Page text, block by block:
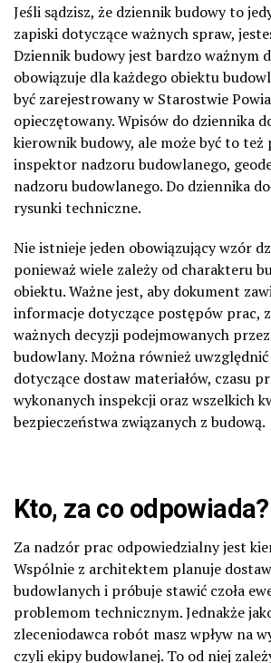
Jeśli sądzisz, że dziennik budowy to
zapiski dotyczące ważnych spraw,
Dziennik budowy jest bardzo ważnym
obowiązuje dla każdego obiektu
być zarejestrowany w Starostwie
opieczętowany. Wpisów do dziennika
kierownik budowy, ale może być to
inspektor nadzoru budowlanego,
nadzoru budowlanego. Do dziennika
rysunki techniczne.
Nie istnieje jeden obowiązujący wzór
ponieważ wiele zależy od charakteru
obiektu. Ważne jest, aby dokument
informacje dotyczące postępów prac,
ważnych decyzji podejmowanych przez
budowlany. Można również
dotyczące dostaw materiałów, czasu
wykonanych inspekcji oraz wszelkich
bezpieczeństwa związanych z budową.
Kto, za co odpowiada?
Za nadzór prac odpowiedzialny jest
Wspólnie z architektem planuje
budowlanych i próbuje stawić czoła
problemom technicznym. Jednakże
zleceniodawca robót masz wpływ na
czyli ekipy budowlanej. To od niej